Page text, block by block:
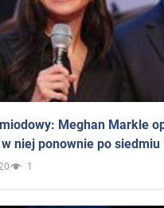
Meghan Markle
niej ponownie po
1